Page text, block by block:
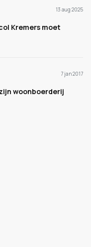
13 aug 2025
Kremers moet
7 jan 2017
woonboerderij